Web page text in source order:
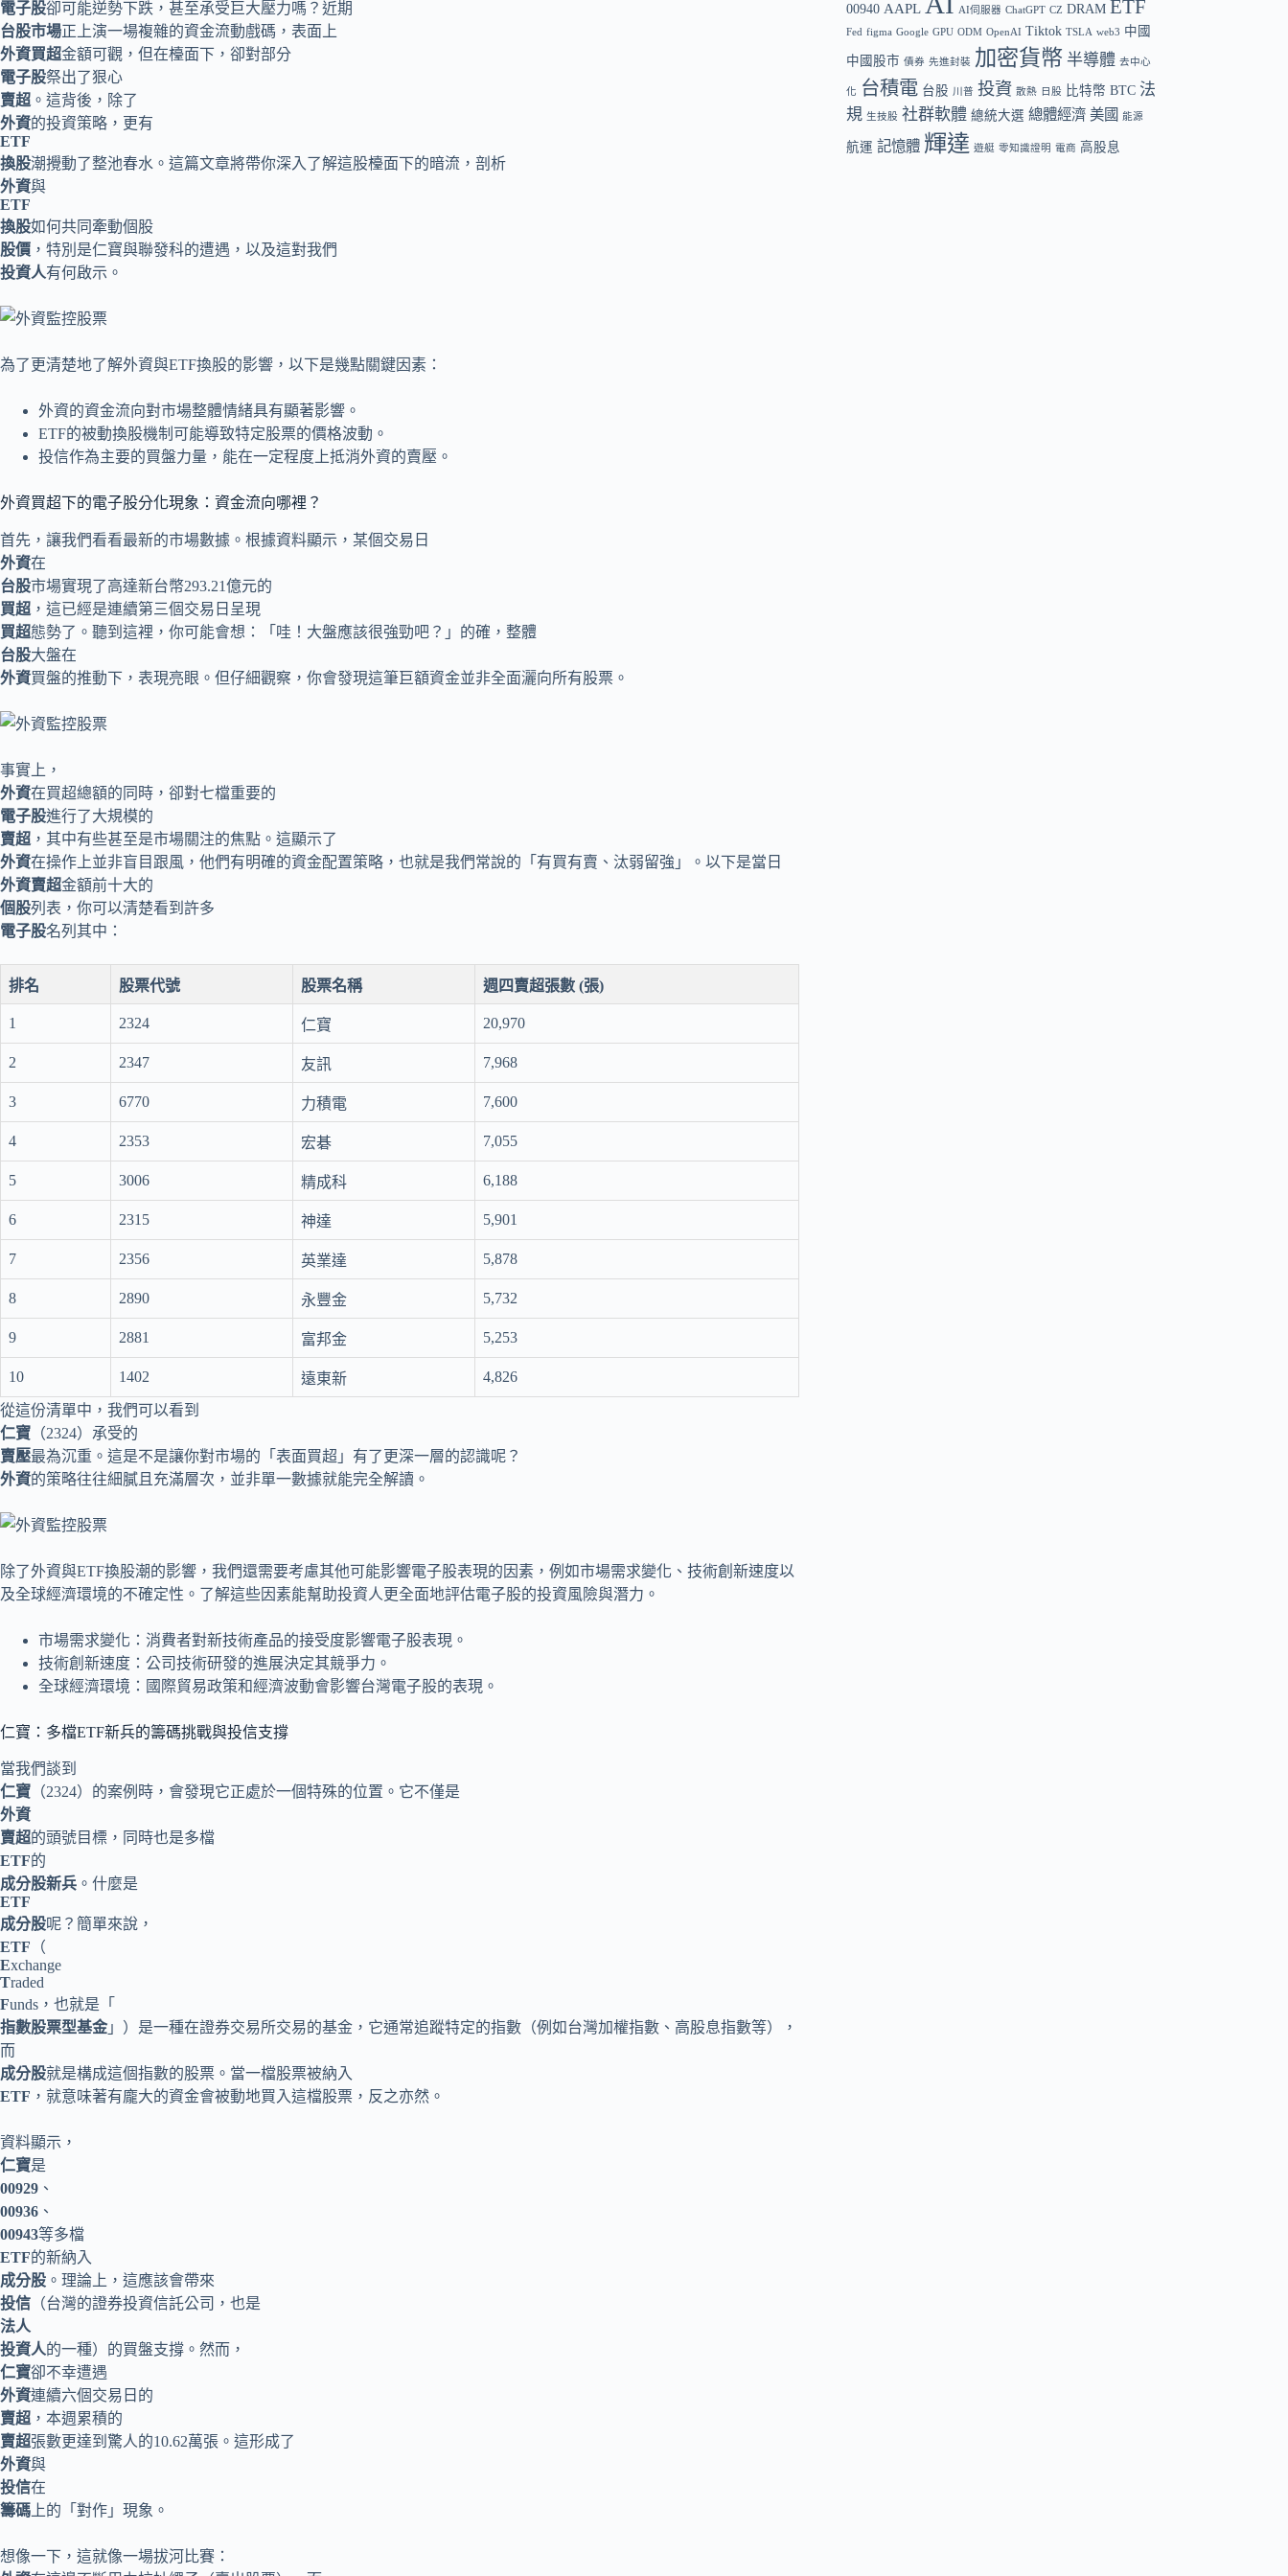
電子股卻可能逆勢下跌，甚至承受巨大壓力嗎？近期
台股市場正上演一場複雜的資金流動戲碼，表面上
外資買超金額可觀，但在檯面下，卻對部分
電子股祭出了狠心
賣超 。這背後，除了
外資的投資策略，更有
ETF
換股潮攪動了整池春水。這篇文章將帶你深入了解這股檯面下的暗流，剖析
外資與
ETF
換股如何共同牽動個股
股價 ，特別是仁寶與聯發科的遭遇，以及這對我們
投資人有何啟示。
為了更清楚地了解外資與ETF換股的影響，以下是幾點關鍵因素：
外資的資金流向對市場整體情緒具有顯著影響。
ETF的被動換股機制可能導致特定股票的價格波動。
投信作為主要的買盤力量，能在一定程度上抵消外資的賣壓。
外資買超下的電子股分化現象：資金流向哪裡？
首先，讓我們看看最新的市場數據。根據資料顯示，某個交易日
外資在
台股市場實現了高達新台幣293.21億元的
買超 ，這已經是連續第三個交易日呈現
買超態勢了。聽到這裡，你可能會想：「哇！大盤應該很強勁吧？」的確，整體
台股大盤在
外資買盤的推動下，表現亮眼。但仔細觀察，你會發現這筆巨額資金並非全面灑向所有股票。
事實上，
外資在買超總額的同時，卻對七檔重要的
電子股進行了大規模的
賣超 ，其中有些甚至是市場關注的焦點。這顯示了
外資在操作上並非盲目跟風，他們有明確的資金配置策略，也就是我們常說的「有買有賣、汰弱留強」。以下是當日
外資賣超金額前十大的
個股列表，你可以清楚看到許多
電子股名列其中：
排名 股票代號 股票名稱 週四賣超張數 (張)
1 2324 仁寶 20,970
2 2347 友訊 7,968
3 6770 力積電 7,600
4 2353 宏碁 7,055
5 3006 精成科 6,188
6 2315 神達 5,901
7 2356 英業達 5,878
8 2890 永豐金 5,732
9 2881 富邦金 5,253
10 1402 遠東新 4,826
從這份清單中，我們可以看到
仁寶 （2324）承受的
賣壓最為沉重。這是不是讓你對市場的「表面買超」有了更深一層的認識呢？
外資的策略往往細膩且充滿層次，並非單一數據就能完全解讀。
除了外資與ETF換股潮的影響，我們還需要考慮其他可能影響電子股表現的因素，例如市場需求變化、技術創新速度以
及全球經濟環境的不確定性。了解這些因素能幫助投資人更全面地評估電子股的投資風險與潛力。
市場需求變化：消費者對新技術產品的接受度影響電子股表現。
技術創新速度：公司技術研發的進展決定其競爭力。
全球經濟環境：國際貿易政策和經濟波動會影響台灣電子股的表現。
仁寶：多檔ETF新兵的籌碼挑戰與投信支撐
當我們談到
仁寶 （2324）的案例時，會發現它正處於一個特殊的位置。它不僅是
外資
賣超的頭號目標，同時也是多檔
ETF的
成分股新兵 。什麼是
ETF
成分股呢？簡單來說，
ETF （
Exchange
Traded
Funds，也就是「
指數股票型基金 」）是一種在證券交易所交易的基金，它通常追蹤特定的指數（例如台灣加權指數、高股息指數等），
而
成分股就是構成這個指數的股票。當一檔股票被納入
ETF ，就意味著有龐大的資金會被動地買入這檔股票，反之亦然。
資料顯示，
仁寶是
00929 、
00936 、
00943等多檔
ETF的新納入
成分股 。理論上，這應該會帶來
投信 （台灣的證券投資信託公司，也是
法人
投資人的一種）的買盤支撐。然而，
仁寶卻不幸遭遇
外資連續六個交易日的
賣超 ，本週累積的
賣超張數更達到驚人的10.62萬張。這形成了
外資與
投信在
籌碼 上的「對作」現象。
想像一下，這就像一場拔河比賽：
00940 AAPL AI伺服器 ChatGPT CZ DRAM ETF
Fed figma Google GPU ODM OpenAI Tiktok TSLA web3 中國
中國股市 債券 先進封裝 加密貨幣 半導體 去中心
化 台積電 台股 川普 投資 散熱 日股 比特幣 BTC 法
規 生技股 社群軟體 總統大選 總體經濟 美國 能源
航運 記憶體 輝達 遊艇 零知識證明 電商 高股息